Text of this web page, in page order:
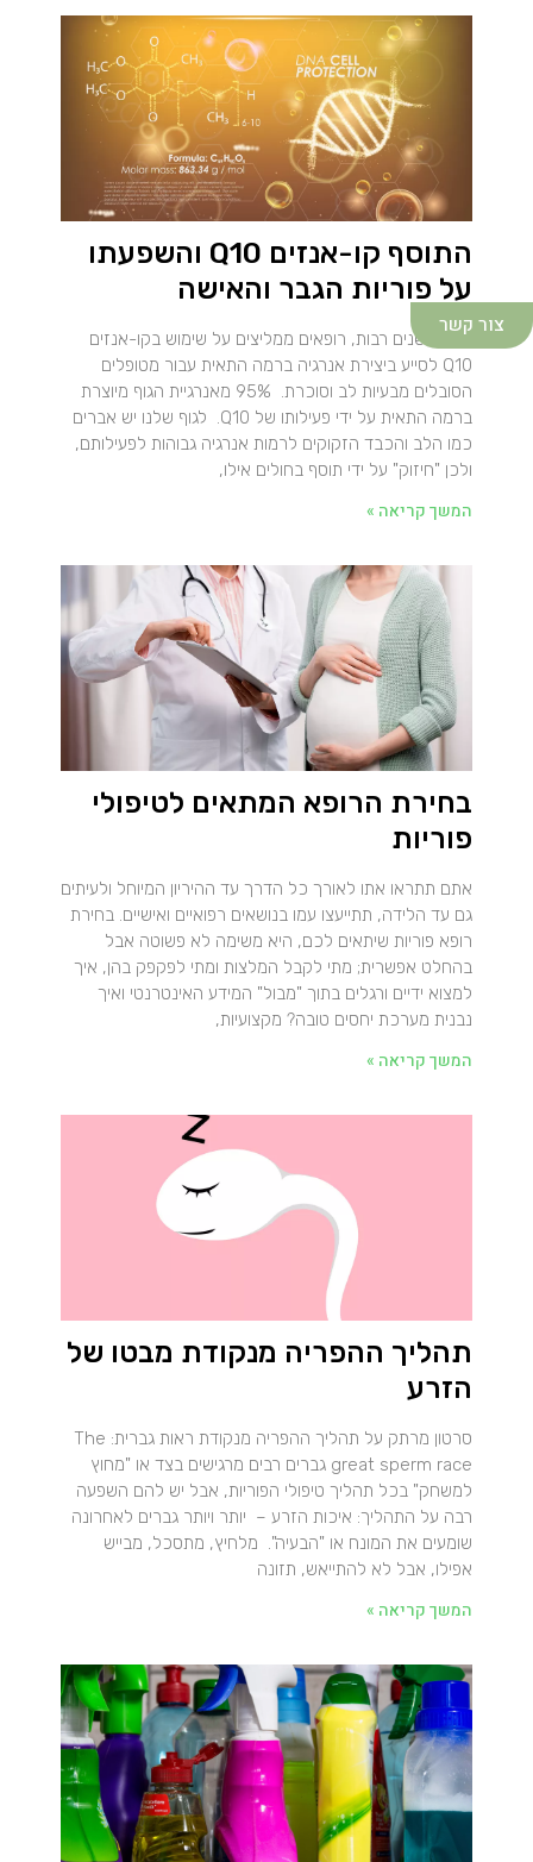
צור קשר
התוסף קו-אנזים Q10 והשפעתו
על פוריות הגבר והאישה
במשך שנים רבות, רופאים ממליצים על שימוש בקו-אנזים
Q10 לסייע ביצירת אנרגיה ברמה התאית עבור מטופלים
הסובלים מבעיות לב וסוכרת. 95% מאנרגיית הגוף מיוצרת
ברמה התאית על ידי פעילותו של Q10. לגוף שלנו יש אברים
כמו הלב והכבד הזקוקים לרמות אנרגיה גבוהות לפעילותם,
ולכן "חיזוק" על ידי תוסף בחולים אילו,
המשך קריאה »
בחירת הרופא המתאים לטיפולי
פוריות
אתם תתראו אתו לאורך כל הדרך עד ההיריון המיוחל ולעיתים
גם עד הלידה, תתייעצו עמו בנושאים רפואיים ואישיים. בחירת
רופא פוריות שיתאים לכם, היא משימה לא פשוטה אבל
בהחלט אפשרית; מתי לקבל המלצות ומתי לפקפק בהן, איך
למצוא ידיים ורגלים בתוך "מבול" המידע האינטרנטי ואיך
נבנית מערכת יחסים טובה? מקצועיות,
המשך קריאה »
תהליך ההפריה מנקודת מבטו של
הזרע
סרטון מרתק על תהליך ההפריה מנקודת ראות גברית: The
great sperm race גברים רבים מרגישים בצד או "מחוץ
למשחק" בכל תהליך טיפולי הפוריות, אבל יש להם השפעה
רבה על התהליך: איכות הזרע – יותר ויותר גברים לאחרונה
שומעים את המונח או "הבעיה". מלחיץ, מתסכל, מבייש
אפילו, אבל לא להתייאש, תזונה
המשך קריאה »